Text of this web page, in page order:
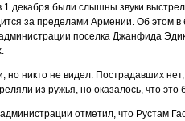
1 декабря были слышны звуки
за пределами Армении. Об этом
администрации поселка Джанфида
никто не видел. Пострадавших
из ружья, но оказалось, что
администрации отметил, что Рустам